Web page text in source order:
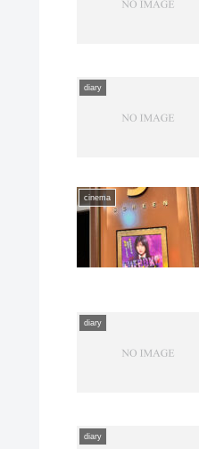
diary
cinema
diary
diary